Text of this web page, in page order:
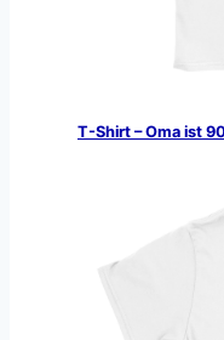
T-Shirt – Oma ist